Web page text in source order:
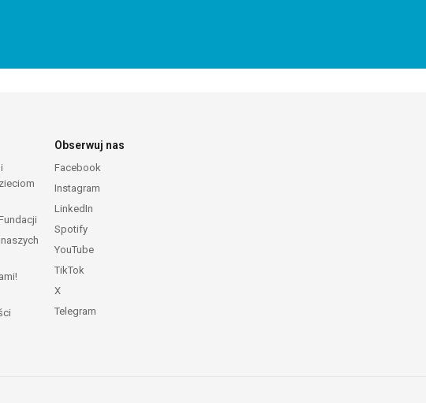
Obserwuj nas
Facebook
Instagram
LinkedIn
Spotify
YouTube
TikTok
X
Telegram